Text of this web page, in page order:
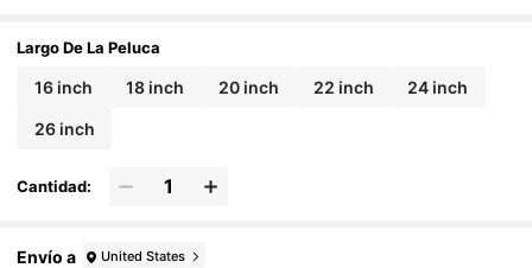
Largo De La Peluca
16 inch 18 inch 20 inch 22 inch 24 inch
26 inch
Cantidad:
Envío a United States